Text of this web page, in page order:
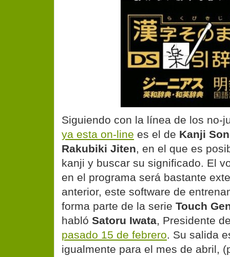
Siguiendo con la línea de los no-
ya esta on-line es el de Kanji
Rakubiki Jiten, en el que es
kanji y buscar su significado. El
en el programa será bastante
anterior, este software de
forma parte de la serie Touch
habló Satoru Iwata, Presidente
pasado 15 de febrero. Su salida
igualmente para el mes de abril,